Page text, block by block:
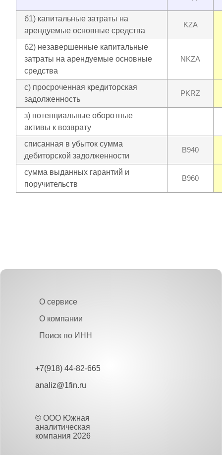
б1) капитальные затраты на
арендуемые основные средства
KZA
б2) незавершенные капитальные
затраты на арендуемые основные
средства
NKZA
с) просроченная кредиторская
задолженность
PKRZ
з) потенциальные оборотные
активы к возврату
списанная в убыток сумма
дебиторской задолженности
B940
сумма выданных гарантий и
поручительств
B960
О сервисе
О компании
Поиск по ИНН
+7(918) 44-82-665
analiz@1fin.ru
©ООО Южная
аналитическая
компания 2026